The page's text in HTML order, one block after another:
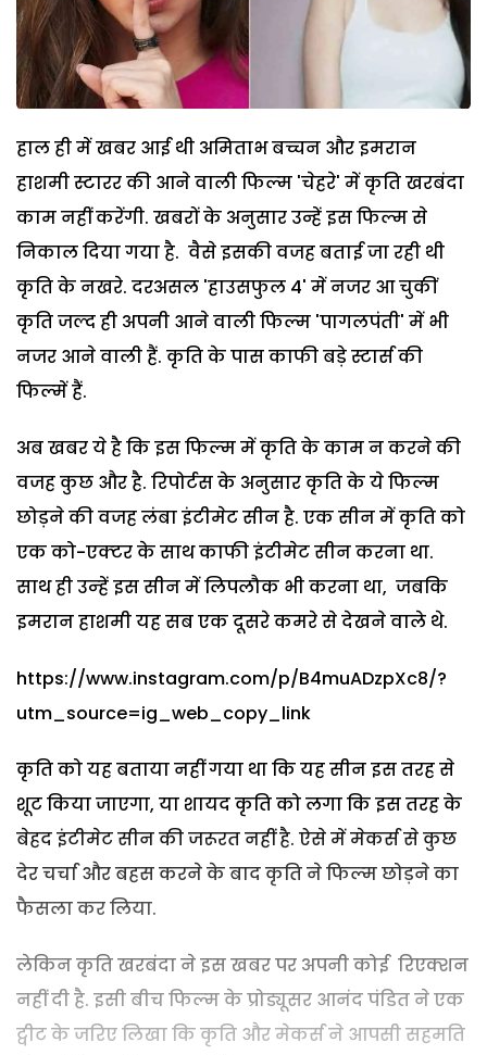
हाल ही में खबर आई थी अमिताभ बच्चन और इमरान
हाशमी स्टारर की आने वाली फिल्‍म 'चेहरे' में कृति खरबंदा
काम नहीं करेंगी. खबरों के अनुसार उन्हें इस फिल्म से
निकाल दिया गया है. वैसे इसकी वजह बताई जा रही थी
कृति के नखरे. दरअसल 'हाउसफुल 4' में नजर आ चुकीं
कृति जल्द ही अपनी आने वाली फिल्‍म 'पागलपंती' में भी
नजर आने वाली हैं. कृति के पास काफी बड़े स्‍टार्स की
फिल्‍में हैं.
अब खबर ये है कि इस फिल्‍म में कृति के काम न करने की
वजह कुछ और है. रिपोर्टस के अनुसार कृति के ये फिल्‍म
छोड़ने की वजह लंबा इंटीमेट सीन है. एक सीन में कृति को
एक को-एक्‍टर के साथ काफी इंटीमेट सीन करना था.
साथ ही उन्‍हें इस सीन में लिपलौक भी करना था, जबकि
इमरान हाशमी यह सब एक दूसरे कमरे से देखने वाले थे.
https://www.instagram.com/p/B4muADzpXc8/?
utm_source=ig_web_copy_link
कृति को यह बताया नहीं गया था कि यह सीन इस तरह से
शूट किया जाएगा, या शायद कृति को लगा कि इस तरह के
बेहद इंटीमेट सीन की जरूरत नहीं है. ऐसे में मेकर्स से कुछ
देर चर्चा और बहस करने के बाद कृति ने फिल्‍म छोड़ने का
फैसला कर लिया.
लेकिन कृति खरबंदा ने इस खबर पर अपनी कोई रिएक्शन
नहीं दी है. इसी बीच फिल्‍म के प्रोड्यूसर आनंद पंडित ने एक
ट्वीट के जरिए लिखा कि कृति और मेकर्स ने आपसी सहमति